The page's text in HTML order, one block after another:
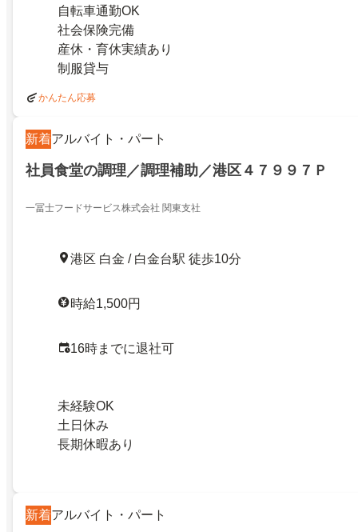
自転車通勤OK
社会保険完備
産休・育休実績あり
制服貸与
かんたん応募
新着アルバイト・パート
社員食堂の調理／調理補助／港区４７９９７Ｐ
一冨士フードサービス株式会社 関東支社
港区 白金 / 白金台駅 徒歩10分
時給1,500円
16時までに退社可
未経験OK
土日休み
長期休暇あり
新着アルバイト・パート